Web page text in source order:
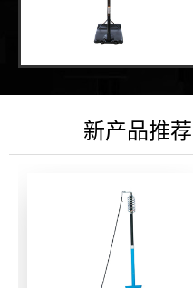
新产品推